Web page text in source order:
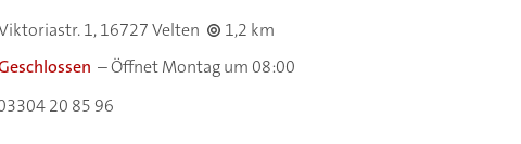
1,16727 Velten
1,2 km
–Öffnet Montag um 08:00
20 85 96